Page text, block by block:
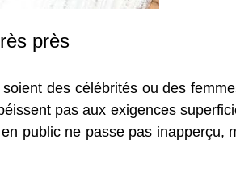
près
des célébrités ou des
pas aux exigences
public ne passe pas inapperçu,